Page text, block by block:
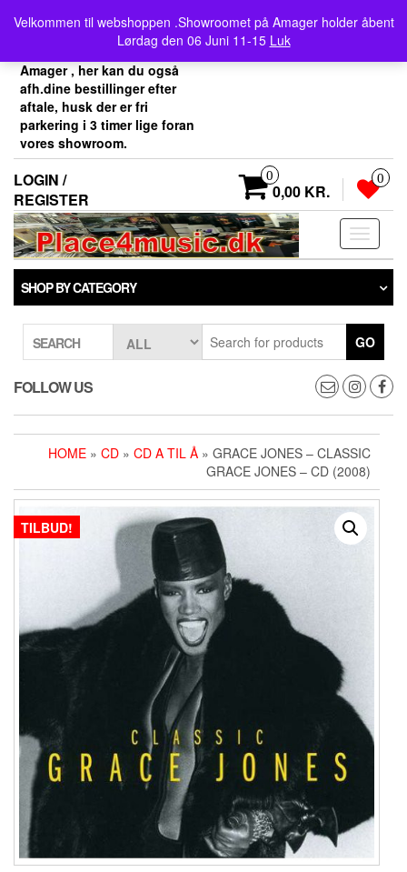
content
Velkommen til webshoppen .Showroomet på Amager holder åbent
Lørdag den 06 Juni 11-15 Luk
Velkommen her i
Place4music`s webshop .
Vores showroom ligger på
Amager , her kan du også
afh.dine bestillinger efter
aftale, husk der er fri
parkering i 3 timer lige foran
vores showroom.
LOGIN /
REGISTER
0
0,00 KR.
0
Toggle
SHOP BY CATEGORY
SEARCH GO
FOLLOW US
HOME » CD » CD A TIL Å » GRACE JONES ‎– CLASSIC
GRACE JONES – CD (2008)
TILBUD!